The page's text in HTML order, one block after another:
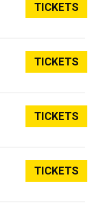
TICKETS
TICKETS
TICKETS
TICKETS